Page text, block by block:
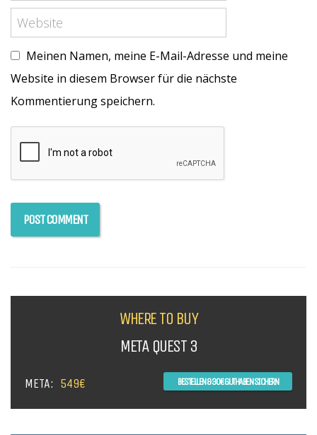
Meinen Namen, meine E-Mail-Adresse und meine
Website in diesem Browser für die nächste
Kommentierung speichern.
WHERE TO BUY
META QUEST 3
META: 549€ BESTELLEN & 30€ GUTHABEN SICHERN